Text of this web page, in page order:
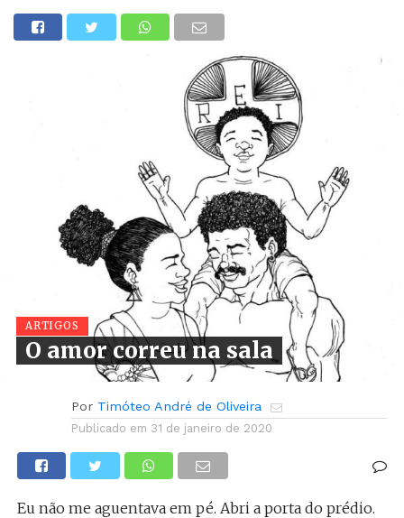
ARTIGOS
O amor correu na sala
Por Timóteo André de Oliveira
Publicado em 31 de janeiro de 2020
Eu não me aguentava em pé. Abri a porta do prédio.